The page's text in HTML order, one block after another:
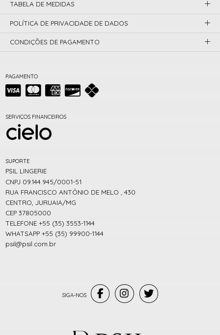
PAGAMENTO
SERVIÇOS FINANCEIROS
SUPORTE
PSIL LINGERIE
CNPJ 09.144.945/0001-51
RUA FRANCISCO ANTÔNIO DE MELO , 430
CENTRO, JURUAIA/MG
CEP 37805000
TELEFONE +55 (35) 3553-1144
WHATSAPP +55 (35) 99900-1144
psil@psil.com.br
TABELA DE MEDIDAS
POLÍTICA DE PRIVACIDADE DE DADOS
CONDIÇÕES DE PAGAMENTO